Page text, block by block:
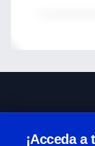
¡Acceda